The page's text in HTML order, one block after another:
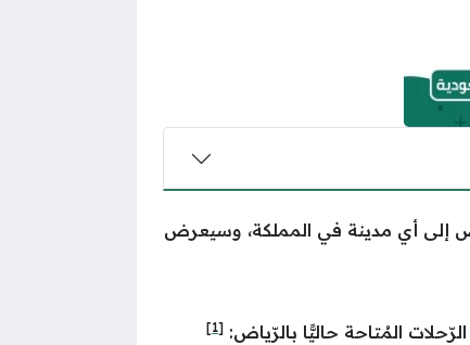
إلى أي مدينة في المملكة، وسيعرض
المُتاحة حاليًّا بالرّياض: [1]